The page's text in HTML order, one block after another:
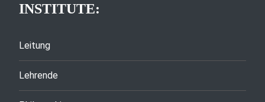
INSTITUTE:
Leitung
Lehrende